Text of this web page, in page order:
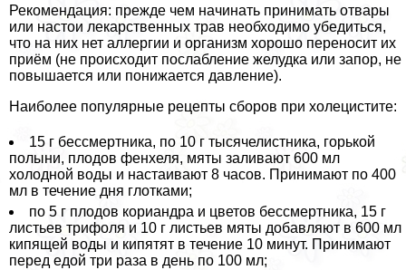
Рекомендация: прежде чем начинать принимать отвары
или настои лекарственных трав необходимо убедиться,
что на них нет аллергии и организм хорошо переносит их
приём (не происходит послабление желудка или запор, не
повышается или понижается давление).
Наиболее популярные рецепты сборов при холецистите:
15 г бессмертника, по 10 г тысячелистника, горькой
полыни, плодов фенхеля, мяты заливают 600 мл
холодной воды и настаивают 8 часов. Принимают по 400
мл в течение дня глотками;
по 5 г плодов кориандра и цветов бессмертника, 15 г
листьев трифоля и 10 г листьев мяты добавляют в 600 мл
кипящей воды и кипятят в течение 10 минут. Принимают
перед едой три раза в день по 100 мл;